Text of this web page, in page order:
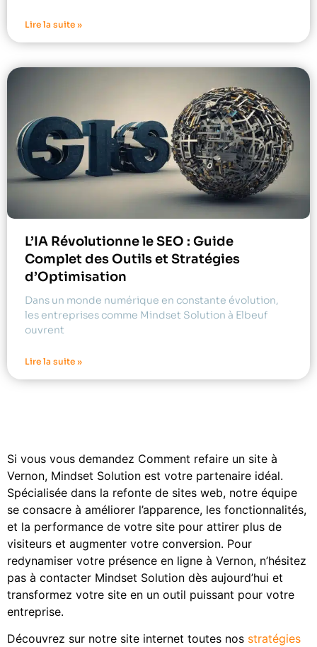
Lire la suite »
L’IA Révolutionne le SEO : Guide
Complet des Outils et Stratégies
d’Optimisation
Dans un monde numérique en constante évolution,
les entreprises comme Mindset Solution à Elbeuf
ouvrent
Lire la suite »
Si vous vous demandez Comment refaire un site à
Vernon, Mindset Solution est votre partenaire idéal.
Spécialisée dans la refonte de sites web, notre équipe
se consacre à améliorer l’apparence, les fonctionnalités,
et la performance de votre site pour attirer plus de
visiteurs et augmenter votre conversion. Pour
redynamiser votre présence en ligne à Vernon, n’hésitez
pas à contacter Mindset Solution dès aujourd’hui et
transformez votre site en un outil puissant pour votre
entreprise.
Découvrez sur notre site internet toutes nos stratégies